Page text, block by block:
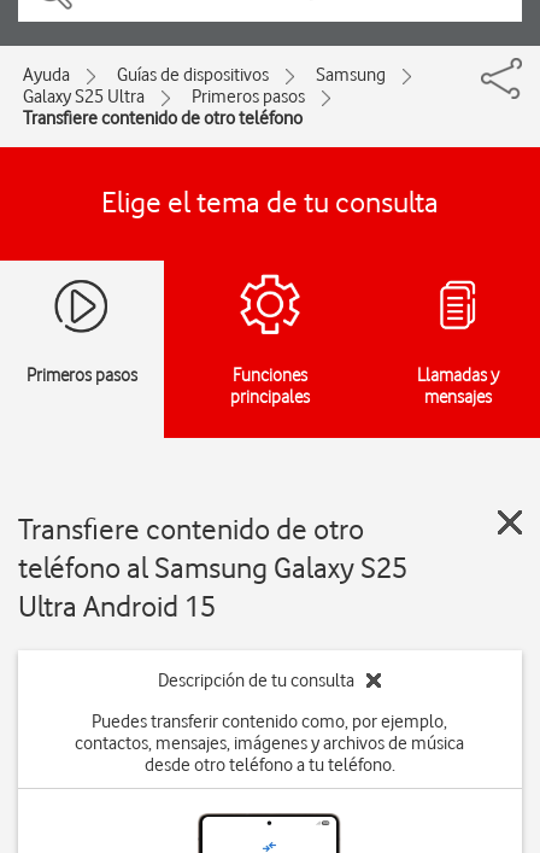
Ayuda Guías de dispositivos
Samsung
Galaxy S25 Ultra
Primeros pasos
Transfiere contenido de otro teléfono
Elige el tema de tu consulta
Primeros pasos
Funciones
principales
Llamadas y
mensajes
Transfiere contenido de otro
teléfono al Samsung Galaxy S25
Ultra Android 15
Descripción de tu consulta
Puedes transferir contenido como, por ejemplo,
contactos, mensajes, imágenes y archivos de música
desde otro teléfono a tu teléfono.